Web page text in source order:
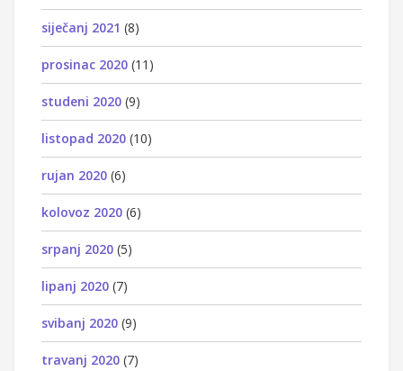
siječanj 2021 (8)
prosinac 2020 (11)
studeni 2020 (9)
listopad 2020 (10)
rujan 2020 (6)
kolovoz 2020 (6)
srpanj 2020 (5)
lipanj 2020 (7)
svibanj 2020 (9)
travanj 2020 (7)